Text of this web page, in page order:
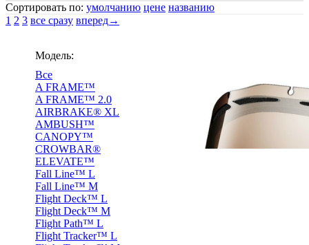
Сортировать по: умолчанию цене названию
1 2 3 все сразу вперед→
Модель:
Все
A FRAME™
A FRAME™ 2.0
AIRBRAKE® XL
AMBUSH™
CANOPY™
CROWBAR®
ELEVATE™
Fall Line™ L
Fall Line™ M
Flight Deck™ L
Flight Deck™ M
Flight Path™ L
Flight Tracker™ L